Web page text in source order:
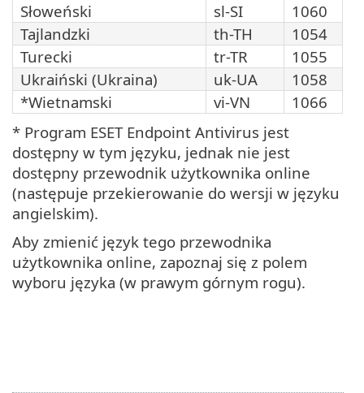
Słoweński
sl-SI
1060
Tajlandzki
th-TH
1054
Turecki
tr-TR
1055
Ukraiński (Ukraina)
uk-UA
1058
*Wietnamski
vi-VN
1066
* Program ESET Endpoint Antivirus jest
dostępny w tym języku, jednak nie jest
dostępny przewodnik użytkownika online
(następuje przekierowanie do wersji w języku
angielskim).
Aby zmienić język tego przewodnika
użytkownika online, zapoznaj się z polem
wyboru języka (w prawym górnym rogu).